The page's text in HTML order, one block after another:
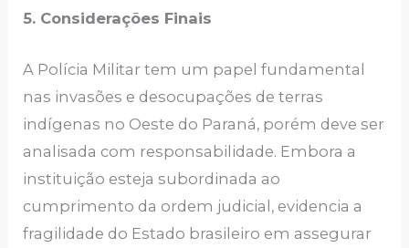
5. Considerações Finais
A Polícia Militar tem um papel fundamental
nas invasões e desocupações de terras
indígenas no Oeste do Paraná, porém deve ser
analisada com responsabilidade. Embora a
instituição esteja subordinada ao
cumprimento da ordem judicial, evidencia a
fragilidade do Estado brasileiro em assegurar